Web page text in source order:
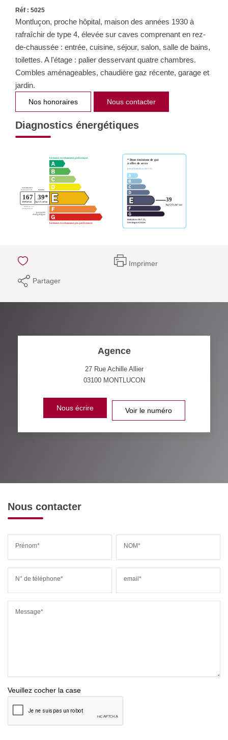
Réf : 5025
Montluçon, proche hôpital, maison des années 1930 à
rafraîchir de type 4, élevée sur caves comprenant en rez-
de-chaussée : entrée, cuisine, séjour, salon, salle de bains,
toilettes. A l'étage : palier desservant quatre chambres.
Combles aménageables, chaudière gaz récente, garage et
jardin.
Nos honoraires Nous contacter
Diagnostics énergétiques
Imprimer
Partager
Agence
27 Rue Achille Allier
03100 MONTLUCON
Nous écrire Voir le numéro
Nous contacter
Prénom* NOM*
N° de téléphone* email*
Message*
Veuillez cocher la case